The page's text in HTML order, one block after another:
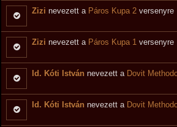
Zizi nevezett a Páros Kupa 2 versenyre
Zizi nevezett a Páros Kupa 1 versenyre
Id. Kóti István nevezett a Dovit
Id. Kóti István nevezett a Dovit